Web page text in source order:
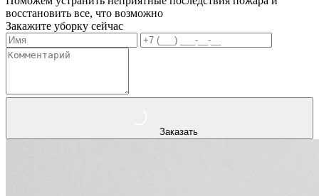
восстановить все, что возможно
Закажите уборку сейчас
Заказать